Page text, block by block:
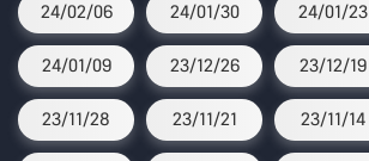
24/02/06 24/01/30 24/01/23
24/01/09 23/12/26 23/12/19
23/11/28 23/11/21 23/11/14